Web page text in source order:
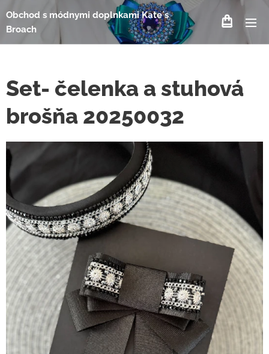
Obchod s módnymi doplnkami Kate´s
Broach
Set- čelenka a stuhová
brošňa 20250032